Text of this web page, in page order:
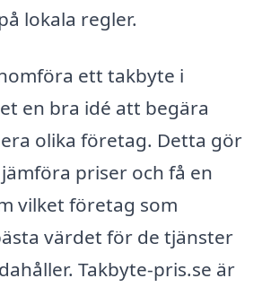
lokala regler.
ett takbyte i
en bra idé att begära
olika företag. Detta gör
priser och få en
vilket företag som
värdet för de tjänster
Takbyte-pris.se är